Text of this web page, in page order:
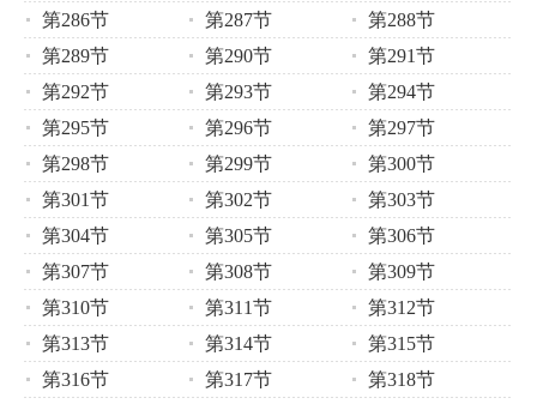
第286节
第287节
第288节
第289节
第290节
第291节
第292节
第293节
第294节
第295节
第296节
第297节
第298节
第299节
第300节
第301节
第302节
第303节
第304节
第305节
第306节
第307节
第308节
第309节
第310节
第311节
第312节
第313节
第314节
第315节
第316节
第317节
第318节